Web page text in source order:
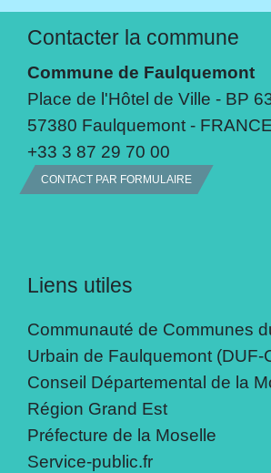
Contacter la commune
Commune de Faulquemont
Place de l'Hôtel de Ville - BP
57380 Faulquemont - FRANCE
+33 3 87 29 70 00
CONTACT PAR FORMULAIRE
Liens utiles
Communauté de Communes
Urbain de Faulquemont (DUF-
Conseil Départemental de la
Région Grand Est
Préfecture de la Moselle
Service-public.fr